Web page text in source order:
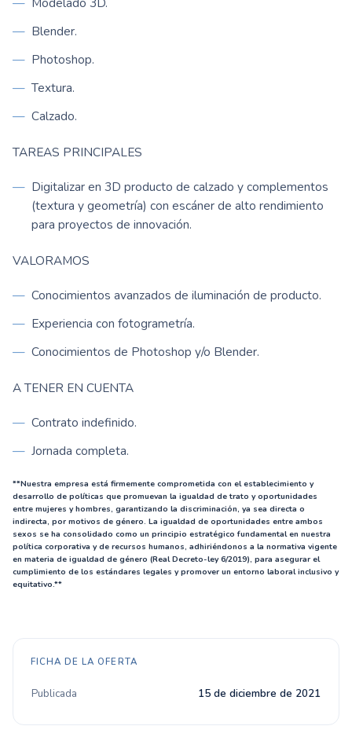
Blender.
Photoshop.
Textura.
Calzado.
TAREAS PRINCIPALES
Digitalizar en 3D producto de calzado y complementos
(textura y geometría) con escáner de alto rendimiento
para proyectos de innovación.
VALORAMOS
Conocimientos avanzados de iluminación de producto.
Experiencia con fotogrametría.
Conocimientos de Photoshop y/o Blender.
A TENER EN CUENTA
Contrato indefinido.
Jornada completa.
**Nuestra empresa está firmemente comprometida con el establecimiento y
desarrollo de políticas que promuevan la igualdad de trato y oportunidades
entre mujeres y hombres, garantizando la discriminación, ya sea directa o
indirecta, por motivos de género. La igualdad de oportunidades entre ambos
sexos se ha consolidado como un principio estratégico fundamental en nuestra
política corporativa y de recursos humanos, adhiriéndonos a la normativa vigente
en materia de igualdad de género (Real Decreto-ley 6/2019), para asegurar el
cumplimiento de los estándares legales y promover un entorno laboral inclusivo y
equitativo.**
FICHA DE LA OFERTA
Publicada 15 de diciembre de 2021